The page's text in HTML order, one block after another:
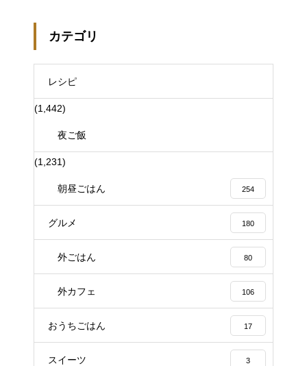
カテゴリ
レシピ
(1,442)
夜ご飯
(1,231)
朝昼ごはん 254
グルメ 180
外ごはん 80
外カフェ 106
おうちごはん 17
スイーツ 3